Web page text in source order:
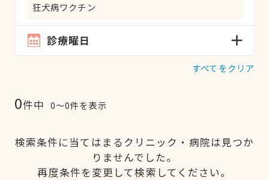
狂犬病ワクチン
診療曜日
すべてをクリア
0件中 0〜0件を表示
検索条件に当てはまるクリニック・病院は見つか
りませんでした。
再度条件を変更して検索してください。